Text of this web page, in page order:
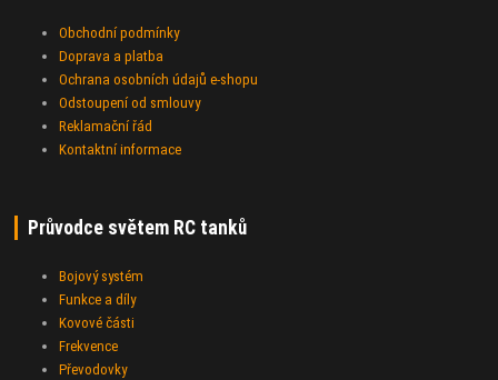
Obchodní podmínky
Doprava a platba
Ochrana osobních údajů e-shopu
Odstoupení od smlouvy
Reklamační řád
Kontaktní informace
Průvodce světem RC tanků
Bojový systém
Funkce a díly
Kovové části
Frekvence
Převodovky